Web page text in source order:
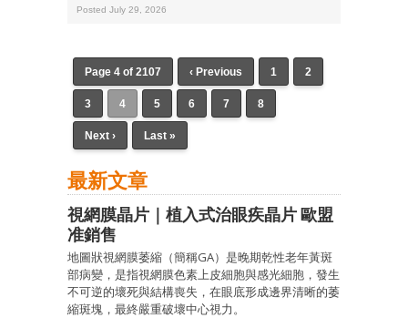
Posted July 29, 2026
Page 4 of 2107 ‹ Previous 1 2
3 4 5 6 7 8
Next › Last »
最新文章
視網膜晶片｜植入式治眼疾晶片 歐盟
准銷售
地圖狀視網膜萎縮（簡稱GA）是晚期乾性老年黃斑
部病變，是指視網膜色素上皮細胞與感光細胞，發生
不可逆的壞死與結構喪失，在眼底形成邊界清晰的萎
縮斑塊，最終嚴重破壞中心視力。